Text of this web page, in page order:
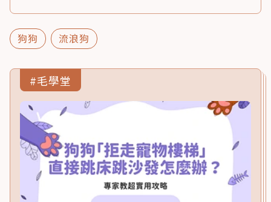
狗狗 流浪狗
#毛學堂